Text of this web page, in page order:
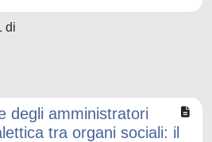
di
degli amministratori
tra organi sociali: il